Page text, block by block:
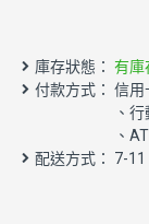
庫存狀態： 有庫
付款方式： 信用
配送方式： 7-11